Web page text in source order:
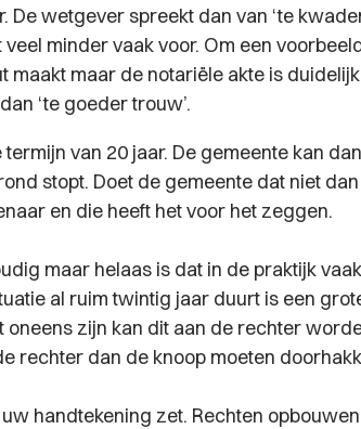
De wetgever spreekt dan van ‘te
minder vaak voor. Om een
maakt maar de notariële akte is
‘te goeder trouw’.
van 20 jaar. De gemeente kan
stopt. Doet de gemeente dat niet
en die heeft het voor het zeggen.
maar helaas is dat in de praktijk
al ruim twintig jaar duurt is een
oneens zijn kan dit aan de rechter
rechter dan de knoop moeten
handtekening zet. Rechten